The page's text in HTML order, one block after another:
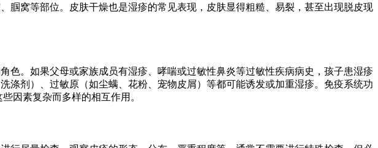
窝等部位。皮肤干燥也是湿疹的常见表现，皮肤显得粗糙、易裂，甚至出现脱皮现
。如果父母或家族成员有湿疹、哮喘或过敏性鼻炎等过敏性疾病病史，孩子患湿疹
剂）、过敏原（如尘螨、花粉、宠物皮屑）等都可能诱发或加重湿疹。免疫系统功
因素复杂而多样的相互作用。